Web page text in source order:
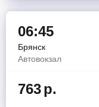
06:45
Брянск
Автовокзал
763р.